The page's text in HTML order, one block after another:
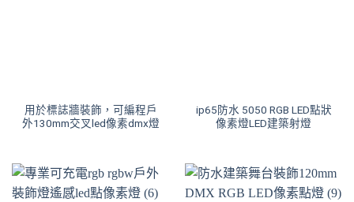
用於標誌牆裝飾，可編程戶
外130mm交叉led像素dmx燈
ip65防水 5050 RGB LED點狀
像素燈LED建築射燈